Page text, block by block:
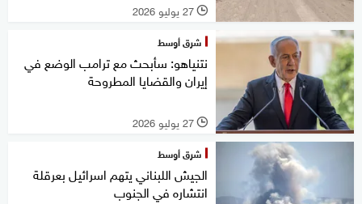
l 27 يوليو 2026
شرق أوسط
نتنياهو: سأبحث مع ترامب الوضع في
إيران والقضايا المطروحة
l 27 يوليو 2026
شرق أوسط
الجيش اللبناني يتهم اسرائيل بعرقلة
انتشاره في الجنوب